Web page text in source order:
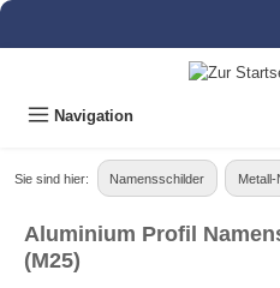
Navigation
Sie sind hier: Namensschilder
Aluminium Profil
(M25)